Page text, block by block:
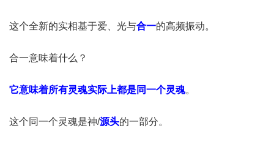
这个全新的实相基于爱、光与合一的高频振动。
合一意味着什么？
它意味着所有灵魂实际上都是同一个灵魂。
这个同一个灵魂是神/源头的一部分。